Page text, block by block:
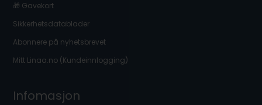
🎁 Gavekort
Sikkerhetsdatablader
Abonnere på nyhetsbrevet
Mitt Linaa.no (Kundeinnlogging)
Infomasjon